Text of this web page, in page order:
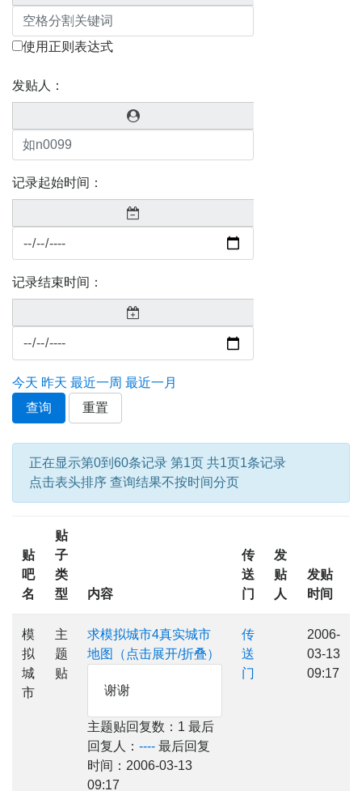
使用正则表达式
发贴人：
记录起始时间：
记录结束时间：
今天 昨天 最近一周 最近一月
查询
重置
正在显示第0到60条记录 第1页 共1页1条记录
点击表头排序 查询结果不按时间分页
贴
吧
名
贴
子
类
型
内容
传
送
门
发
贴
人
发贴
时间
模
拟
城
市
主
题
贴
求模拟城市4真实城市
地图（点击展开/折叠）
谢谢
主题贴回复数：1 最后
回复人： ---- 最后回复
时间：2006-03-13
09:17
传
送
门
2006-
03-13
09:17